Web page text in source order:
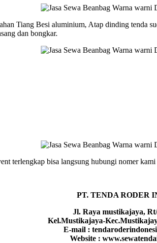
Tiang Besi aluminium, Atap dinding tenda
dan bongkar.
terlengkap bisa langsung hubungi nomer
PT. TENDA RODER
Jl. Raya mustikajaya,
Kel.Mustikajaya-
E-mail :
Website :